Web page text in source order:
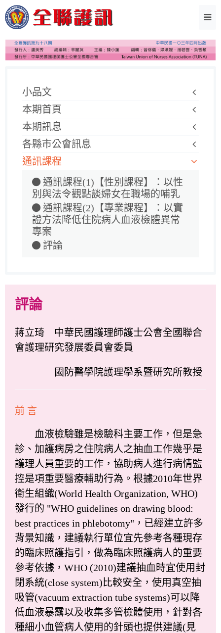
小品文
本期首頁
本期訊息
各縣市公會訊息
通訊課程
通訊課程(1)【性別課程】：以性
別與法令觀點談婦女在職場的哺乳
通訊課程(2)【專業課程】：以實
證方法降低住院病人血液檢體異常
專案
評論
評論
蔣立琦 中華民國護理師護士公會全國聯合
會護理研究發展委員會委員
國防醫學院護理學系暨研究所教授
前 言
血液檢驗雖是檢驗科主要工作，但是急
診、加護病房之住院病人之抽血工作幾乎是
護理人員重要的工作，協助病人進行病情監
控是項重要醫療輔助行為。根據2010年世界
衛生組織(World Health Organization, WHO)
發行的 "WHO guidelines on drawing blood:
best practices in phlebotomy"，已經建立許多
背景知識，建議執行單位宜先參考各種現存
的臨床照護指引，做為臨床照護病人的重要
參考依據，WHO (2010)建議抽血時宜使用封
閉系統(close system)比較安全，使用真空抽
吸管(vacuum extraction tube systems)可以降
低血液暴露以及收集多管檢體使用，針對各
種細小血管病人使用的針頭也提供建議(見